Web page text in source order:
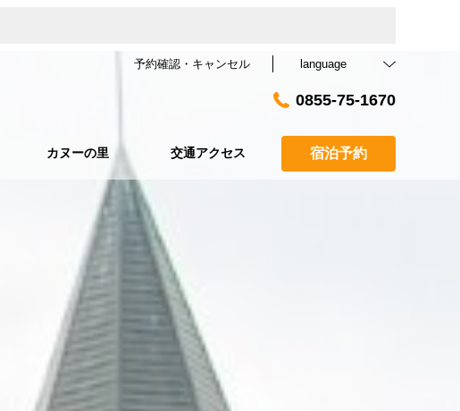
予約確認・キャンセル language
0855-75-1670
カヌーの里 交通アクセス 宿泊予約